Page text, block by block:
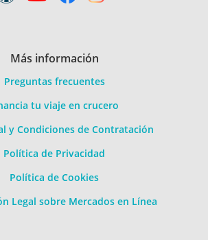
Más información
Preguntas frecuentes
tu viaje en crucero
y Condiciones de Contratación
Política de Privacidad
Política de Cookies
Legal sobre Mercados en Línea